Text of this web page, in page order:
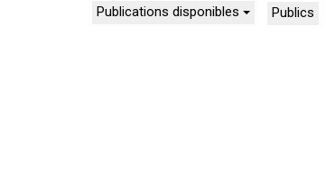
Publications disponibles Publics